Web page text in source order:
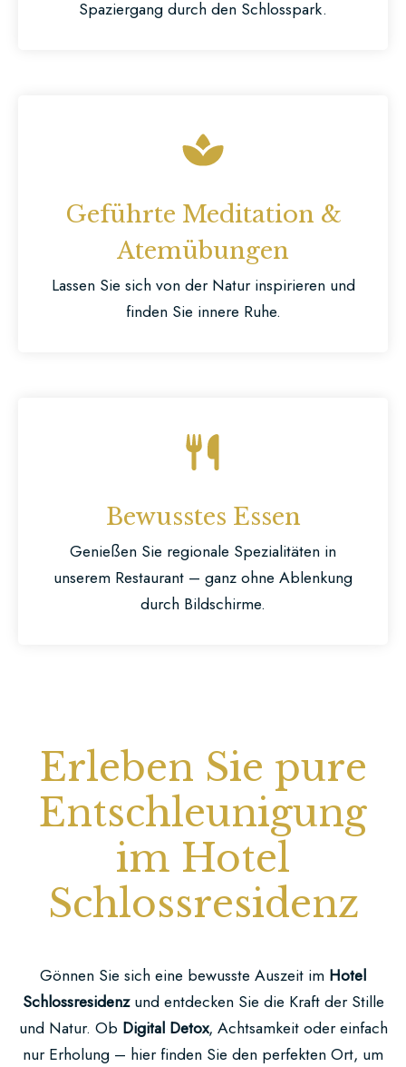
Spaziergang durch den Schlosspark.
Geführte Meditation &
Atemübungen
Lassen Sie sich von der Natur inspirieren und
finden Sie innere Ruhe.
Bewusstes Essen
Genießen Sie regionale Spezialitäten in
unserem Restaurant – ganz ohne Ablenkung
durch Bildschirme.
Erleben Sie pure
Entschleunigung
im Hotel
Schlossresidenz
Gönnen Sie sich eine bewusste Auszeit im Hotel
Schlossresidenzund entdecken Sie die Kraft der Stille
und Natur. Ob Digital Detox, Achtsamkeit oder einfach
nur Erholung – hier finden Sie den perfekten Ort, um